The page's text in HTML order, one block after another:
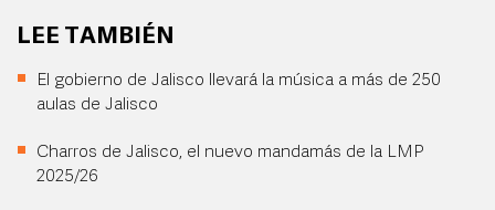
LEE TAMBIÉN
El gobierno de Jalisco llevará la música a más de 250
aulas de Jalisco
Charros de Jalisco, el nuevo mandamás de la LMP
2025/26